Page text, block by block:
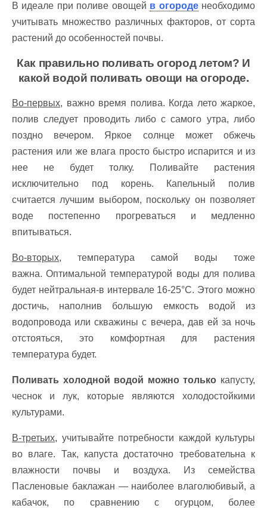
В идеале при поливе овощей в огороденеобходимо
учитывать множество различных факторов, от сорта
растений до особенностей почвы.
Как правильно поливать огород летом? И
какой водой поливать овощи на огороде.
Во-первых, важно время полива. Когда лето жаркое,
полив следует проводить либо с самого утра, либо
поздно вечером. Яркое солнце может обжечь
растения или же влага просто быстро испарится и из
нее не будет толку. Поливайте растения
исключительно под корень. Капельный полив
считается лучшим выбором, поскольку он позволяет
воде постепенно прогреваться и медленно
впитываться.
Во-вторых, температура самой воды тоже
важна. Оптимальной температурой воды для полива
будет нейтральная-в интервале 16-25°C. Этого можно
достичь, наполнив большую емкость водой из
водопровода или скважины с вечера, дав ей за ночь
отстояться, это комфортная для растения
температура будет.
Поливать холодной водой можно только капусту,
чеснок и лук, которые являются холодостойкими
культурами.
В-третьих, учитывайте потребности каждой культуры
во влаге. Так, капуста достаточно требовательна к
влажности почвы и воздуха. Из семейства
Пасленовые баклажан — наиболее влаголюбивый, а
кабачок, по сравнению с огурцом, более